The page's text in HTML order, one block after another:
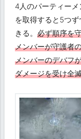
パ
タ
ー
ン
4人のパーティー
を取得すると5つ
きる。必ず順序を
メンバーが守護者
メンバーのデバフ
ダメージを受け全